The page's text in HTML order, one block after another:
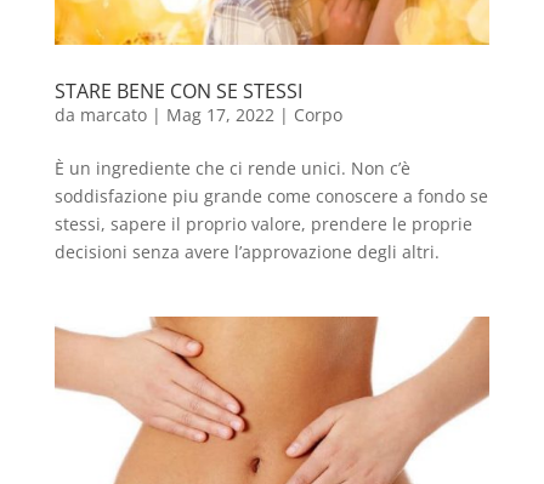
STARE BENE CON SE STESSI
da marcato| Mag 17, 2022 | Corpo
È un ingrediente che ci rende unici. Non c’è
soddisfazione piu grande come conoscere a fondo se
stessi, sapere il proprio valore, prendere le proprie
decisioni senza avere l’approvazione degli altri.